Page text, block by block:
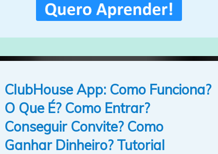
ClubHouse App: Como Funciona?
O Que É? Como Entrar?
Conseguir Convite? Como
Ganhar Dinheiro? Tutorial